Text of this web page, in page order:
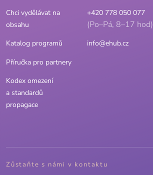
Chci vydělávat na
obsahu
Katalog programů
Příručka pro partnery
Kodex omezení
a standardů
propagace
+420 778 050 077
(Po–Pá, 8–17 hod)
info@ehub.cz
Zůstaňte s námi v kontaktu